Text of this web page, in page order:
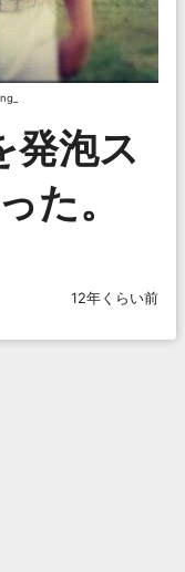
発泡ス
た。
12年くらい前